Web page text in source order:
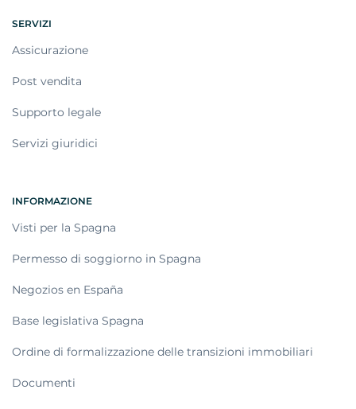
SERVIZI
Assicurazione
Post vendita
Supporto legale
Servizi giuridici
INFORMAZIONE
Visti per la Spagna
Permesso di soggiorno in Spagna
Negozios en España
Base legislativa Spagna
Ordine di formalizzazione delle transizioni immobiliari
Documenti